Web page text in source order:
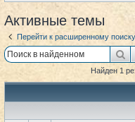
Активные темы
Перейти к расширенному поиску
Найден 1